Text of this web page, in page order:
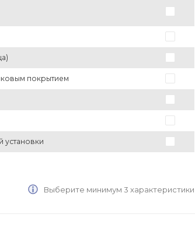
покрытием
установки
Выберите минимум 3 характеристики